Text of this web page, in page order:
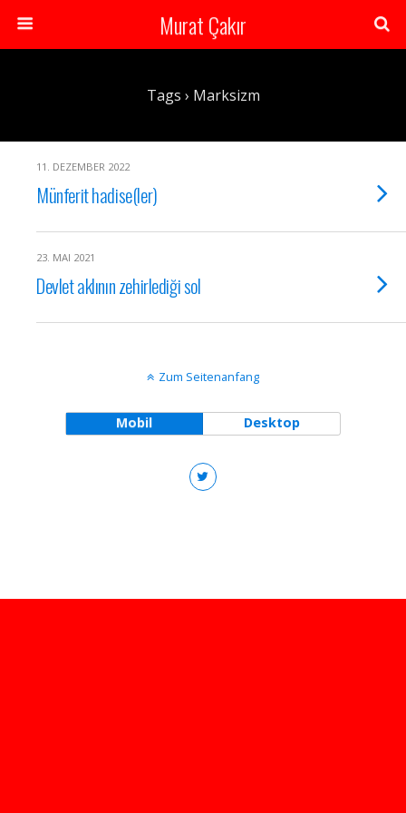
Murat Çakır
Tags › Marksizm
11. DEZEMBER 2022
Münferit hadise(ler)
23. MAI 2021
Devlet aklının zehirlediği sol
Zum Seitenanfang
Mobil Desktop